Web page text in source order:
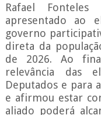
Rafael
apresentado ao
governo
direta da
de 2026. Ao
relevância das
Deputados e para
e afirmou estar
aliado poderá